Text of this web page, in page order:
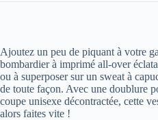
Ajoutez un peu de piquant à votre
bombardier à imprimé all-over
ou à superposer sur un sweat à
de toute façon. Avec une doublure
coupe unisexe décontractée, cette
alors faites vite !